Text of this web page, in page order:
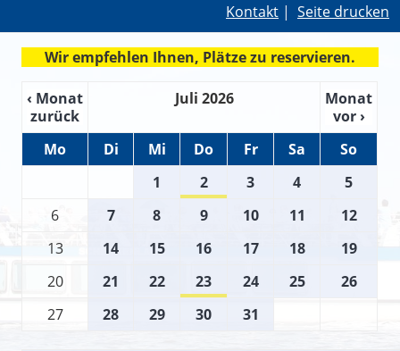
Kontakt | Seite drucken
Wir empfehlen Ihnen, Plätze zu reservieren.
‹ Monat
zurück
Juli 2026
Monat
vor ›
Mo
Di Mi Do Fr Sa
So
1
2 3 4
5
6
7 8 9 10 11
12
13
14 15 16 17 18
19
20
21 22 23 24 25
26
27
28 29 30 31